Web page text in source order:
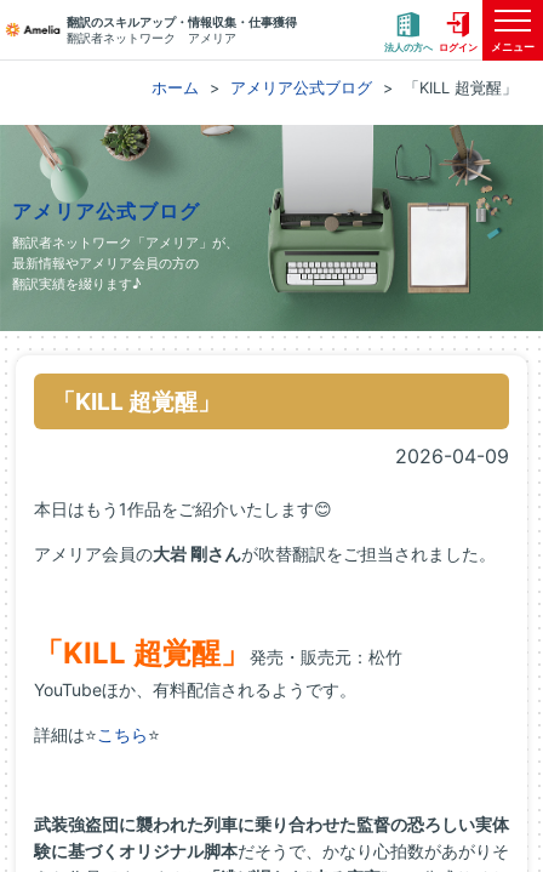
翻訳のスキルアップ・情報収集・仕事獲得
翻訳者ネットワーク アメリア
法人の方へ ログイン メニュー
ホーム アメリア公式ブログ 「KILL 超覚醒」
アメリア公式ブログ
翻訳者ネットワーク「アメリア」が、
最新情報やアメリア会員の方の
翻訳実績を綴ります♪
「KILL 超覚醒」
2026-04-09
本日はもう1作品をご紹介いたします😊
アメリア会員の大岩 剛さんが吹替翻訳をご担当されました。
「KILL 超覚醒」
発売・販売元：松竹
YouTubeほか、有料配信されるようです。
詳細は⭐こちら⭐
武装強盗団に襲われた列車に乗り合わせた監督の恐ろしい実体
験に基づくオリジナル脚本だそうで、かなり心拍数があがりそ